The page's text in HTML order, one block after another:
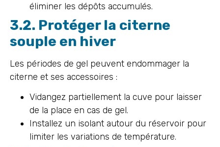
éliminer les dépôts accumulés.
3.2. Protéger la citerne
souple en hiver
Les périodes de gel peuvent endommager la
citerne et ses accessoires :
Vidangez partiellement la cuve pour laisser
de la place en cas de gel.
Installez un isolant autour du réservoir pour
limiter les variations de température.